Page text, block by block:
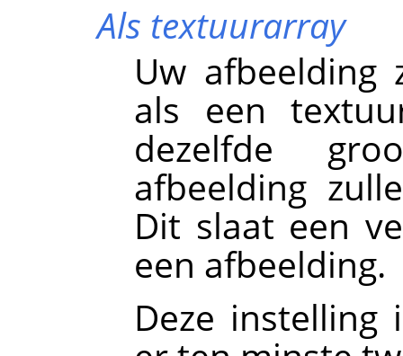
Als textuurarray
Uw afbeelding
als een
dezelfde
afbeelding
Dit slaat een
een afbeelding.
Deze instelling